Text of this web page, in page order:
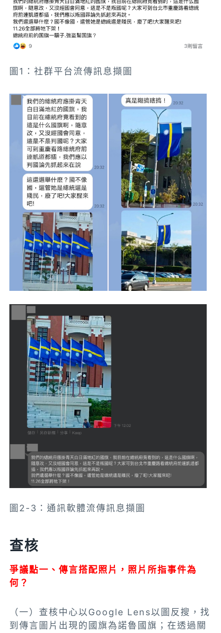
圖1：社群平台流傳訊息擷圖
圖2-3：通訊軟體流傳訊息擷圖
查核
爭議點一、傳言搭配照片，照片所指事件為
何？
（一）查核中心以Google Lens以圖反搜，找
到傳言圖片出現的國旗為諾魯國旗；在透過關